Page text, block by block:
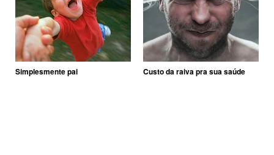
Simplesmente pai Custo da raiva pra sua saúde